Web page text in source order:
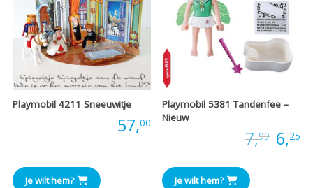
Playmobil 4211 Sneeuwitje
57,00
Je wilt hem?
Playmobil 5381 Tandenfee –
Nieuw
7,99 6,25
Je wilt hem?